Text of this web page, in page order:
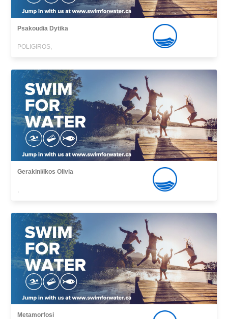
Psakoudia Dytika
POLIGIROS,
Gerakini/Ikos Olivia
,
Metamorfosi